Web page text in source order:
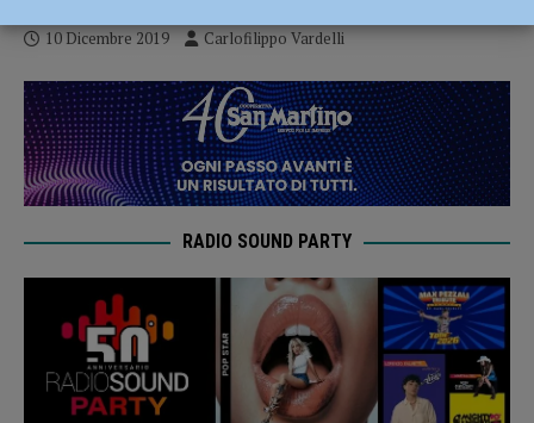
10 Dicembre 2019 Carlofilippo Vardelli
RADIO SOUND PARTY